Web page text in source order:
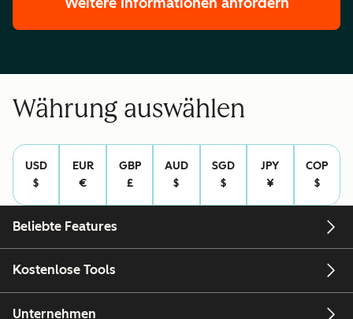
Währung auswählen
USD
$
EUR
€
GBP
£
AUD
$
SGD
$
JPY
¥
COP
$
Beliebte Features
Kostenlose Tools
Unternehmen